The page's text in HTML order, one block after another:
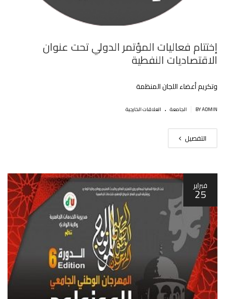
إختتام فعاليات المؤتمر الدولي تحت عنوان
الاقتصاديات النفطية
وتكريم أعضاء اللجان المنظمة
BY ADMIN الجامعة . العلاقات الخارجية
التفصيل
فبراير
25